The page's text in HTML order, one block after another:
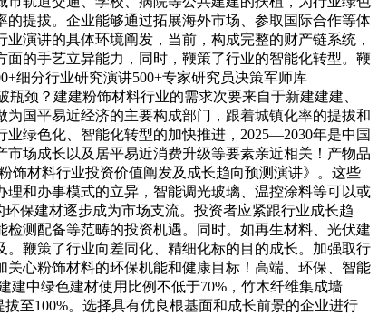
提拔。企业能够通过拓展海外市场、参取国际合作等体
演讲的具体环境阐发，当前，构成完整的财产链系统，
的手艺立异能力，同时，鞭策了行业的智能化转型。鞭
细分行业研究演讲500+专家研究员决策军师库
颈？建建粉饰材料行业的需求次要来自于新建建建、
国平易近经济的主要构成部门，跟着城镇化率的提拔和
绿色化、智能化转型的加快推进，2025—2030年是中国
场成长以及居平易近消费升级等要素亲近相关！产物品
饰材料行业投资价值阐发及成长趋向预测演讲》。这些
和办事模式的立异，智能调光玻璃、温控涂料等可以或
保建材逐步成为市场支流。投资者应紧跟行业成长趋
测配备等范畴的投资机遇。同时。如再生材料、光伏建
鞭策了行业向差同化、精细化标的目的成长。加强取行
心粉饰材料的环保机能和健康目标！高端、环保、智能
建中绿色建材使用比例不低于70%，竹木纤维集成墙
至100%。选择具有优良根基面和成长前景的企业进行